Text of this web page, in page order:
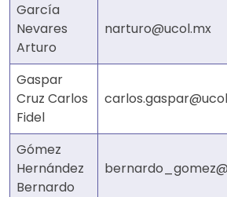
García
Nevares
Arturo
narturo@ucol.mx
Gaspar
Cruz Carlos
Fidel
Gómez
Hernández
Bernardo